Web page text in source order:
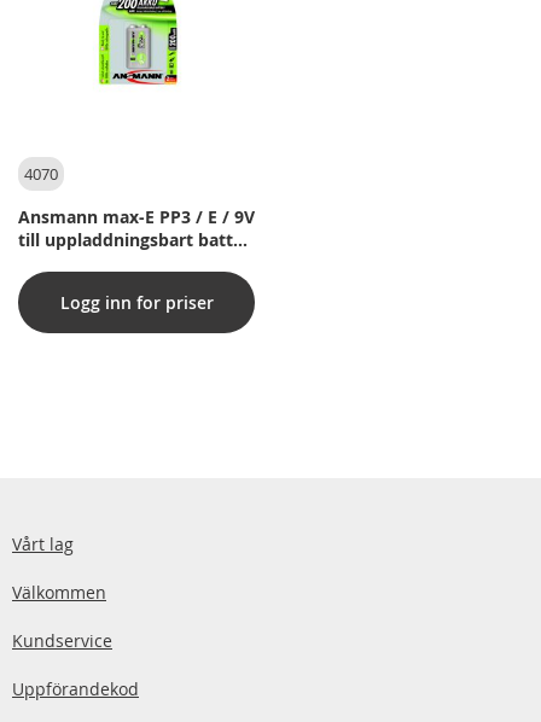
4070
Ansmann max-E PP3 / E / 9V
till uppladdningsbart batteri
Logg inn for priser
Vårt lag
Välkommen
Kundservice
Uppförandekod